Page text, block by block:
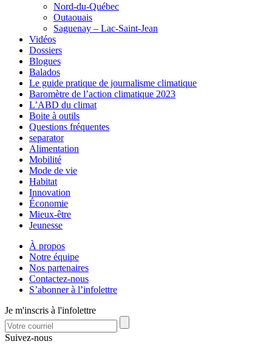
Nord-du-Québec
Outaouais
Saguenay – Lac-Saint-Jean
Vidéos
Dossiers
Blogues
Balados
Le guide pratique de journalisme climatique
Baromètre de l’action climatique 2023
L’ABD du climat
Boite à outils
Questions fréquentes
separator
Alimentation
Mobilité
Mode de vie
Habitat
Innovation
Économie
Mieux-être
Jeunesse
À propos
Notre équipe
Nos partenaires
Contactez-nous
S’abonner à l’infolettre
Je m'inscris à l'infolettre
Suivez-nous